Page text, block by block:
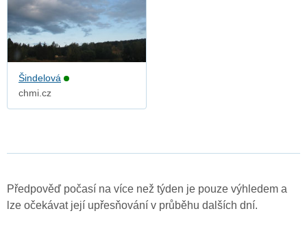
Šindelová
chmi.cz
Předpověď počasí na více než týden je pouze výhledem a
lze očekávat její upřesňování v průběhu dalších dní.